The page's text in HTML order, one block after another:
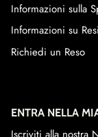
Informazioni sulla
Informazioni su
Richiedi un Reso
ENTRA NELLA